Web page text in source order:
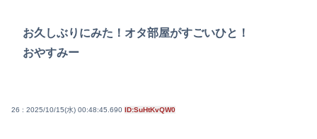
お久しぶりにみた！オタ部屋がすごいひと！
おやすみー
26 : 2025/10/15(水) 00:48:45.690 ID:SuHtKvQW0